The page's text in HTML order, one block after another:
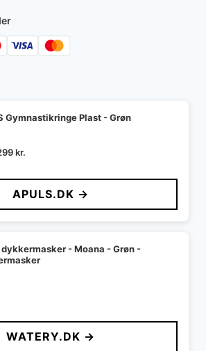
Gymnastikringe Plast - Grøn
kr..
kr.
pris
er:
299 kr..
APULS.DK →
- Moana - Grøn -
WATERY.DK →